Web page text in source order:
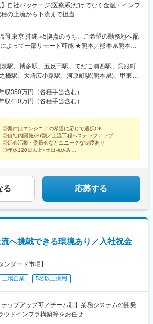
】自社パッケージ(医療系)だけでなく金融・インフ
の上流から下流まで担当
岡,東京,沖縄 ※5拠点のうち、ご希望の勤務地へ配
よって一部リモート可能 ★熊本／熊本県熊本市
12-12 SRビル5階 ・鹿児島／鹿児島県鹿児島市新
アールエス新屋敷ビル ★福岡／福岡県福岡市博
31 九州ビル3階 ・東京／東京都品川区東五反田1
雇用促進等施設3階 ※各拠点受動喫煙防止対策あ
駅、博多駅、五反田駅、てだこ浦西駅、呉服町
橋駅、大崎広小路駅、河原町駅(熊本県)、甲東中
収350万円（各種手当含む）
収410万円（各種手当含む）
◎案件はエンジニアの希望に応じて選択OK
◎自社内開発が6割／上流工程へステップアップ
◎部会活動・委員会などユニークな制度あり
◎年休120日以上+土日祝休み
る 応募する
へ挑戦できる環境あり／入社祝金
ダード市場】
上場企業 5名以上採用
テップアップ可／チーム制】業務システムの開発
ウドインフラ構築等をお任せ